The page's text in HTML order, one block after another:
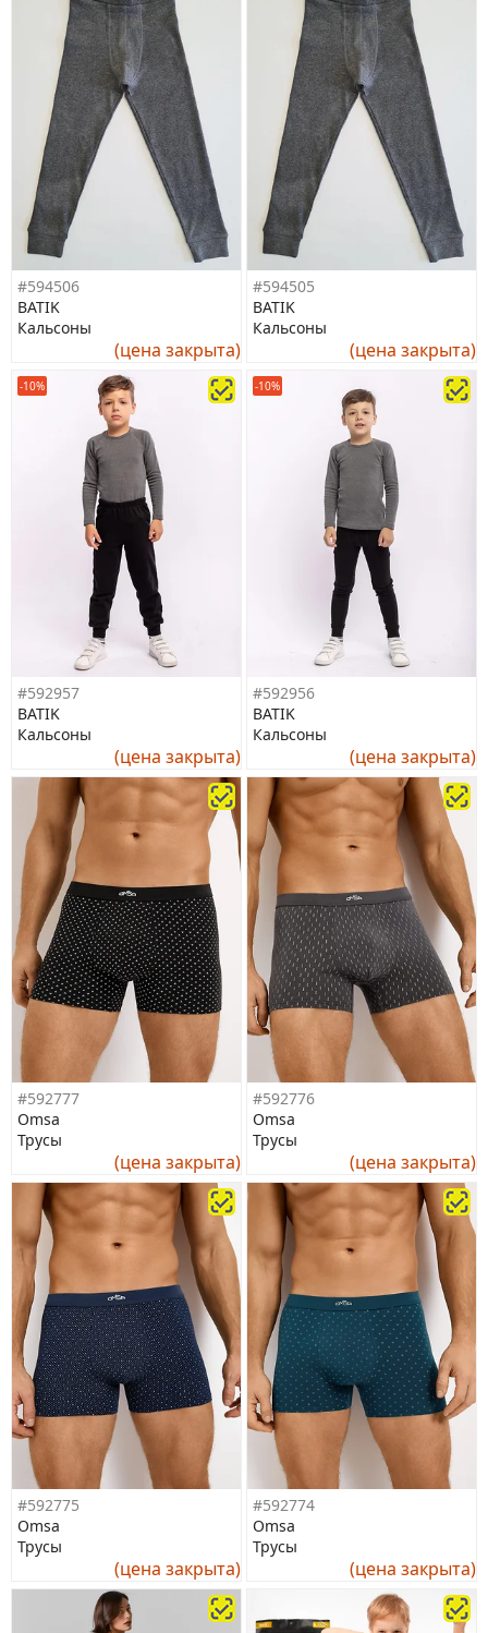
#594506
BATIK
Кальсоны
(цена закрыта)
#594505
BATIK
Кальсоны
(цена закрыта)
-10%
#592957
BATIK
Кальсоны
(цена закрыта)
-10%
#592956
BATIK
Кальсоны
(цена закрыта)
#592777
Omsa
Трусы
(цена закрыта)
#592776
Omsa
Трусы
(цена закрыта)
#592775
Omsa
Трусы
(цена закрыта)
#592774
Omsa
Трусы
(цена закрыта)